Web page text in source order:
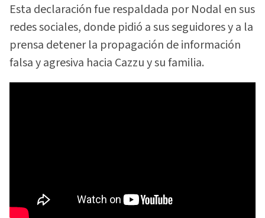
Esta declaración fue respaldada por Nodal en sus
redes sociales, donde pidió a sus seguidores y a la
prensa detener la propagación de información
falsa y agresiva hacia Cazzu y su familia.